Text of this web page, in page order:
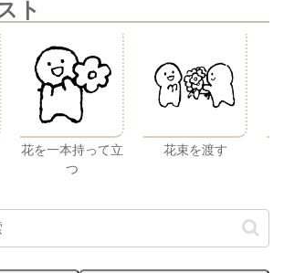
ト
花を一本持って立
つ
花束を渡す